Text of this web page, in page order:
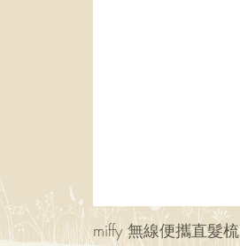
miffy 無線便攜直髮梳